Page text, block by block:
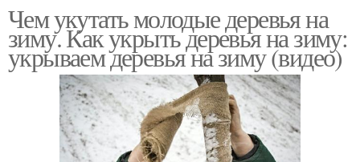
Чем укутать молодые деревья на
зиму. Как укрыть деревья на зиму:
укрываем деревья на зиму (видео)